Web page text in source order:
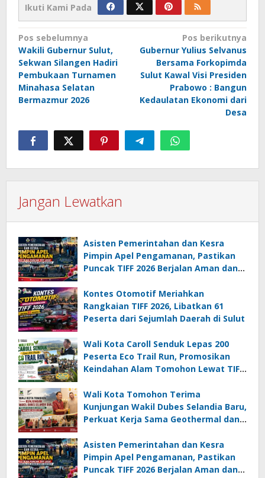
Ikuti Kami Pada
Navigasi
pos
Pos sebelumnya
Wakili Gubernur Sulut,
Sekwan Silangen Hadiri
Pembukaan Turnamen
Minahasa Selatan
Bermazmur 2026
Pos berikutnya
Gubernur Yulius Selvanus
Bersama Forkopimda
Sulut Kawal Visi Presiden
Prabowo : Bangun
Kedaulatan Ekonomi dari
Desa
Jangan Lewatkan
Asisten Pemerintahan dan Kesra
Pimpin Apel Pengamanan, Pastikan
Puncak TIFF 2026 Berjalan Aman dan
Kontes Otomotif Meriahkan
Rangkaian TIFF 2026, Libatkan 61
Peserta dari Sejumlah Daerah di Sulut
Wali Kota Caroll Senduk Lepas 200
Peserta Eco Trail Run, Promosikan
Keindahan Alam Tomohon Lewat TIFF
Wali Kota Tomohon Terima
Kunjungan Wakil Dubes Selandia Baru,
Perkuat Kerja Sama Geothermal dan
Asisten Pemerintahan dan Kesra
Pimpin Apel Pengamanan, Pastikan
Puncak TIFF 2026 Berjalan Aman dan